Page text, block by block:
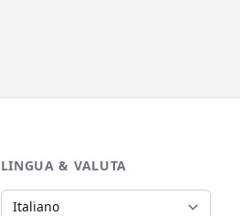
LINGUA & VALUTA
Lingua